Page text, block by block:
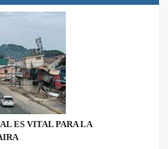
ES VITAL PARA LA